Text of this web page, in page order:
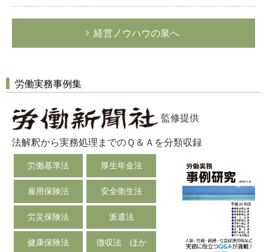
経営ノウハウの泉へ
労働実務事例集
監修提供
法解釈から実務処理までのＱ＆Ａを分類収録
労働基準法 厚生年金法
雇用保険法 安全衛生法
労災保険法 派遣法
健康保険法 徴収法 ほか